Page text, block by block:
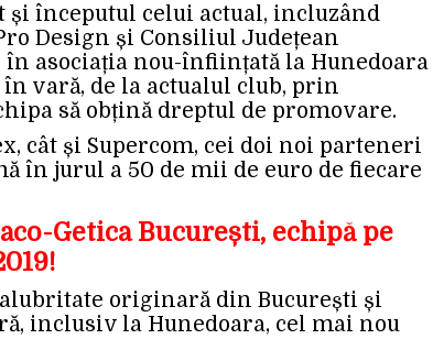
și începutul celui actual, incluzând
Design și Consiliul Județean
în asociația nou-înființată la Hunedoara
în vară, de la actualul club, prin
să obțină dreptul de promovare.
cât și Supercom, cei doi noi parteneri
în jurul a 50 de mii de euro de fiecare
Getica București, echipă pe
originară din București și
inclusiv la Hunedoara, cel mai nou